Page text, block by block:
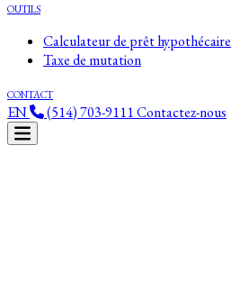
OUTILS
Calculateur de prêt hypothécaire
Taxe de mutation
CONTACT
EN (514) 703-9111Contactez-nous